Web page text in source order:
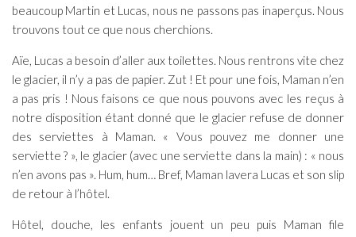
beaucoup Martin et Lucas, nous ne passons pas inaperçus. Nous
trouvons tout ce que nous cherchions.
Aïe, Lucas a besoin d’aller aux toilettes. Nous rentrons vite chez
le glacier, il n’y a pas de papier. Zut ! Et pour une fois, Maman n’en
a pas pris ! Nous faisons ce que nous pouvons avec les reçus à
notre disposition étant donné que le glacier refuse de donner
des serviettes à Maman. « Vous pouvez me donner une
serviette ? », le glacier (avec une serviette dans la main) : « nous
n’en avons pas ». Hum, hum… Bref, Maman lavera Lucas et son slip
de retour à l’hôtel.
Hôtel, douche, les enfants jouent un peu puis Maman file